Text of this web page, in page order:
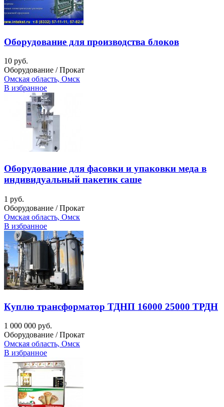
Оборудование для производства блоков
10 руб.
Оборудование / Прокат
Омская область, Омск
В избранное
Оборудование для фасовки и упаковки меда в
индивидуальный пакетик саше
1 руб.
Оборудование / Прокат
Омская область, Омск
В избранное
Куплю трансформатор ТДНП 16000 25000 ТРДН
1 000 000 руб.
Оборудование / Прокат
Омская область, Омск
В избранное